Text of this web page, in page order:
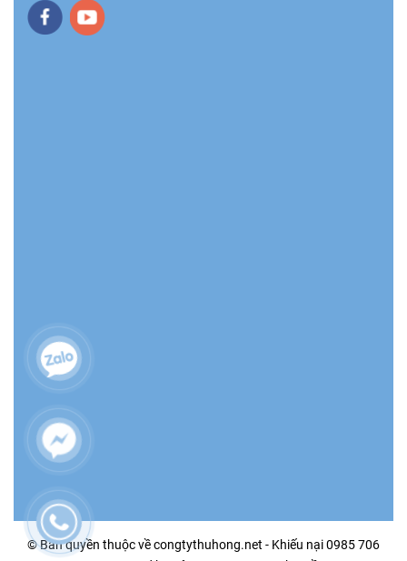
© Bản quyền thuộc về congtythuhong.net - Khiếu nại 0985 706